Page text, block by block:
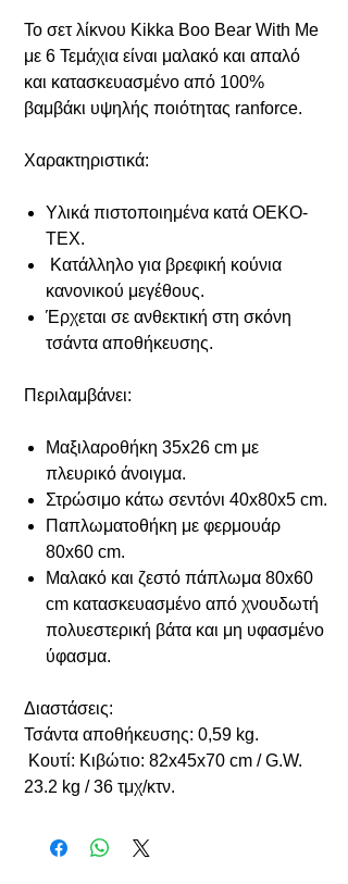
Το σετ λίκνου Kikka Boo Bear With Me
με 6 Τεμάχια είναι μαλακό και απαλό
και κατασκευασμένο από 100%
βαμβάκι υψηλής ποιότητας ranforce.
Χαρακτηριστικά:
Υλικά πιστοποιημένα κατά OEKO-
TEX.
Κατάλληλο για βρεφική κούνια
κανονικού μεγέθους.
Έρχεται σε ανθεκτική στη σκόνη
τσάντα αποθήκευσης.
Περιλαμβάνει:
Μαξιλαροθήκη 35x26 cm με
πλευρικό άνοιγμα.
Στρώσιμο κάτω σεντόνι 40x80x5 cm.
Παπλωματοθήκη με φερμουάρ
80x60 cm.
Μαλακό και ζεστό πάπλωμα 80x60
cm κατασκευασμένο από χνουδωτή
πολυεστερική βάτα και μη υφασμένο
ύφασμα.
Διαστάσεις:
Τσάντα αποθήκευσης: 0,59 kg.
Κουτί: Κιβώτιο: 82x45x70 cm / G.W.
23.2 kg / 36 τμχ/κτν.